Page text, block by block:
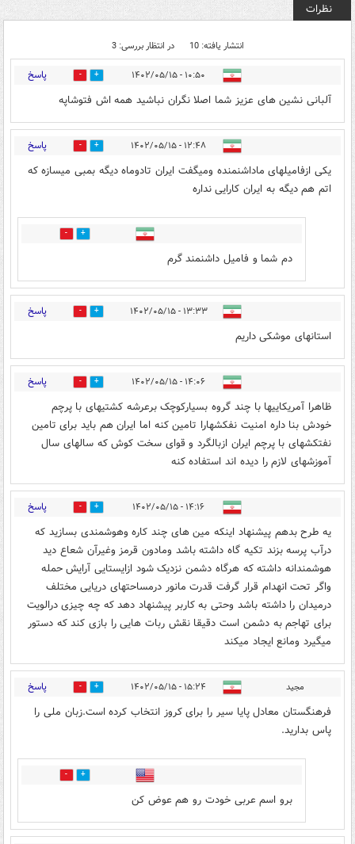
نظرات
انتشار یافته: 10 در انتظار بررسی: 3
۱۰:۵۰ - ۱۴۰۲/۰۵/۱۵ 2 پاسخ
آلبانی نشین های عزیز شما اصلا نگران نباشید همه اش فتوشاپه
۱۲:۴۸ - ۱۴۰۲/۰۵/۱۵ 3 پاسخ
یکی ازفامیلهای ماداشنمنده ومیگفت ایران تادوماه دیگه بمبی میسازه که
اتم هم دیگه به ایران کارایی نداره
2
دم شما و فامیل داشنمند گرم
۱۳:۳۳ - ۱۴۰۲/۰۵/۱۵ 1 پاسخ
استانهای موشکی داریم
۱۴:۰۶ - ۱۴۰۲/۰۵/۱۵ 2 پاسخ
ظاهرا آمریکاییها با چند گروه بسیارکوچک برعرشه کشتیهای با پرچم
خودش بنا داره امنیت نفکشهارا تامین کنه اما ایران هم باید برای تامین
نفتکشهای با پرچم ایران ازبالگرد و قوای سخت کوش که سالهای سال
آموزشهای لازم را دیده اند استفاده کنه
۱۴:۱۶ - ۱۴۰۲/۰۵/۱۵ 1 پاسخ
یه طرح بدهم پیشنهاد اینکه مین های چند کاره وهوشمندی بسازید که
درآب پرسه بزند تکیه گاه داشته باشد ومادون قرمز وغیرآن شعاع دید
هوشمندانه داشته که هرگاه دشمن نزدیک شود ازایستایی آرایش حمله
واگر تحت انهدام قرار گرفت قدرت مانور درمساحتهای دریایی مختلف
درمیدان را داشته باشد وحتی به کاربر پیشنهاد دهد که چه چیزی درالویت
برای تهاجم به دشمن است دقیقا نقش ربات هایی را بازی کند که دستور
میگیرد ومانع ایجاد میکند
مجید ۱۵:۲۴ - ۱۴۰۲/۰۵/۱۵ 4 پاسخ
فرهنگستان معادل پایا سیر را برای کروز انتخاب کرده است.زبان ملی را
پاس بدارید.
3
برو اسم عربی خودت رو هم عوض کن